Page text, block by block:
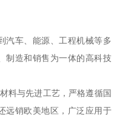
汽车、能源、工程机械等多
制造和销售为一体的高科技
料与先进工艺，严格遵循国
远销欧美地区，广泛应用于